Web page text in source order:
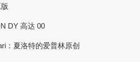
DY 高达 00
：夏洛特的爱普林原创